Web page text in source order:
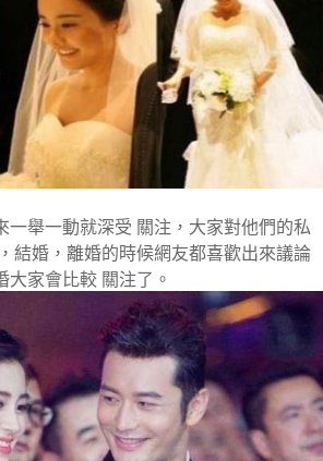
一舉一動就深受 關注，大家對他們的私
結婚，離婚的時候網友都喜歡出來議論
大家會比較 關注了。